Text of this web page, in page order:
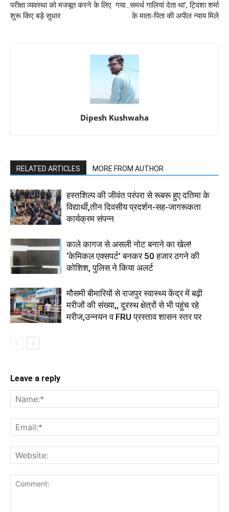
परीक्षा व्यवस्था को मजबूत करने के लिए
शुरू किए बड़े सुधार
गया…समर्थ गालियां देता था’, ट्विशा शर्मा
के माता-पिता की अपील न्याय मिले
Dipesh Kushwaha
RELATED ARTICLES MORE FROM AUTHOR
हस्तशिल्प की जीवंत परंपरा से रूबरू हुए दतिमा के
विद्यार्थी,तीन दिवसीय प्रदर्शन-सह-जागरूकता
कार्यक्रम संपन्न
काले कागज से असली नोट बनाने का खेल!
‘केमिकल एक्सपर्ट’ बनकर 50 हजार ठगने की
कोशिश, पुलिस ने किया अलर्ट
मौसमी बीमारियों से राजपुर स्वास्थ्य केंद्र में बढ़ी
मरीजों की संख्या,, दूरस्थ क्षेत्रों से भी पहुंच रहे
मरीज,उन्नयन व FRU प्रस्ताव शासन स्तर पर
Leave a reply